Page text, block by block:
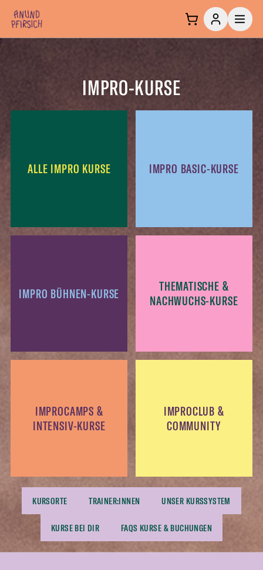
Zum Inhalt springen
IMPRO-KURSE
ALLE IMPRO KURSE IMPRO BASIC-KURSE
IMPRO BÜHNEN-KURSE
THEMATISCHE &
NACHWUCHS-KURSE
IMPROCAMPS &
INTENSIV-KURSE
IMPROCLUB &
COMMUNITY
KURSORTE TRAINER:INNEN UNSER KURSSYSTEM
KURSE BEI DIR FAQS KURSE & BUCHUNGEN